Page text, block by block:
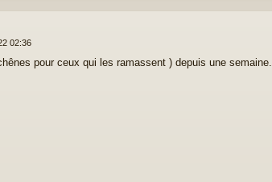
02:36
pour ceux qui les ramassent ) depuis une semaine.